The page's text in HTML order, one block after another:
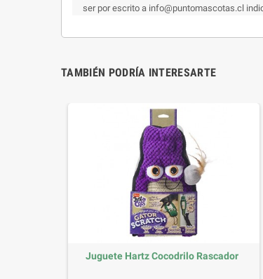
ser por escrito a info@puntomascotas.cl
TAMBIÉN PODRÍA INTERESARTE
Juguete Hartz Cocodrilo Rascador